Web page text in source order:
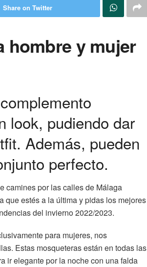
Share on Twitter
hombre y mujer
look, pudiendo dar
Además, pueden
perfecto.
camines por las calles de Málaga
que estés a la última y pidas los mejores
del invierno 2022/2023.
para mujeres, nos
Estas mosqueteras están en todas las
ir elegante por la noche con una falda